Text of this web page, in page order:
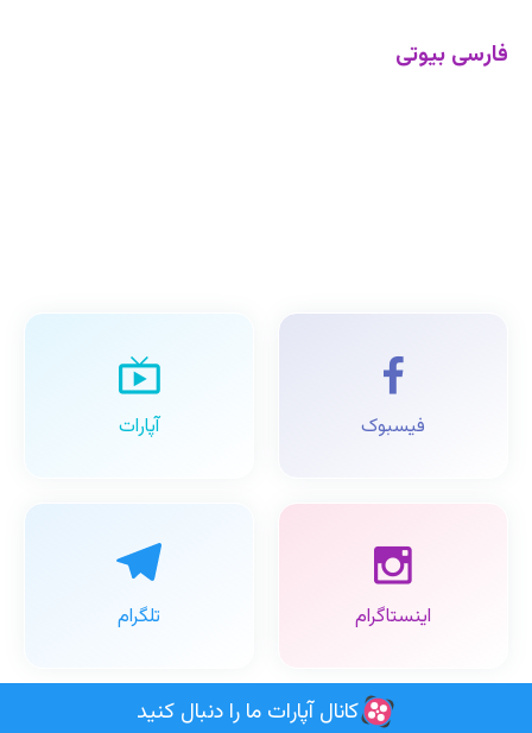
فارسی بیوتی
کانال آپارات ما را دنبال کنید
فیسبوک آپارات
اینستاگرام تلگرام